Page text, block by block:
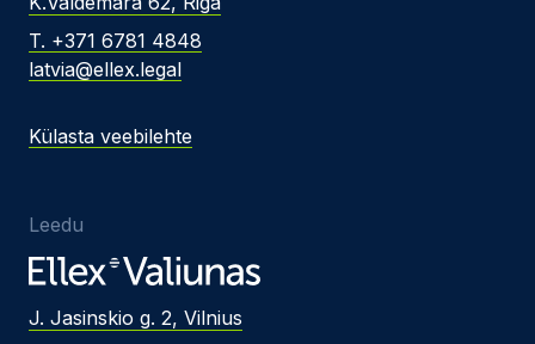
T. +371 6781 4848
latvia@ellex.legal
Külasta veebilehte
Leedu
J. Jasinskio g. 2, Vilnius